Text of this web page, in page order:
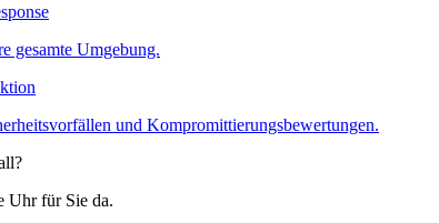
gesamte Umgebung.
und Kompromittierungsbewertungen.
Uhr für Sie da.